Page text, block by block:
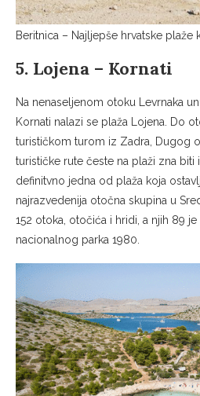
Beritnica – Najljepše hrvatske plaže
5. Lojena – Kornati
Na nenaseljenom otoku Levrnaka
Kornati nalazi se plaža Lojena. Do
turističkom turom iz Zadra, Dugog
turističke rute česte na plaži zna biti
definitvno jedna od plaža koja
najrazvedenija otočna skupina u
152 otoka, otočića i hridi, a njih 89
nacionalnog parka 1980.